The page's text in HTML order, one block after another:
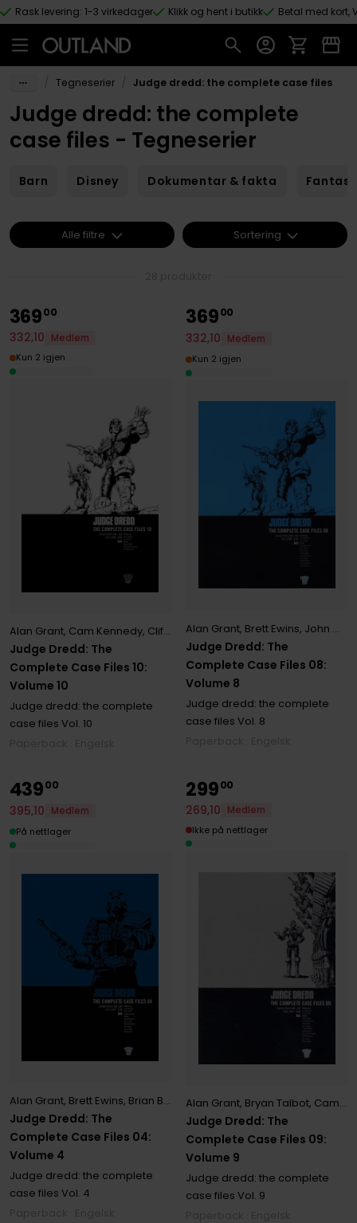
Hopp til hovedinnhold
Rask levering: 1-3 virkedager Klikk og hent i butikk Betal med kort,
Tegneserier Judge dredd: the complete case files
Judge dredd: the complete
case files - Tegneserier
Barn Disney Dokumentar & fakta Fantasy
Judge Dredd: The
Complete Case Files 10:
Volume 10
Alan Grant, Cam Kennedy, Cliff Robinson ,Garry Leach,Ian Gibson
Judge dredd: the complete
case files Vol. 10
36900
332,10
Medlem
Kun 2 igjen
Judge Dredd: The
Complete Case Files 08:
Volume 8
Alan Grant, Brett Ewins, John Wagner
Judge dredd: the complete
case files Vol. 8
36900
332,10
Medlem
Kun 2 igjen
Judge Dredd: The
Complete Case Files 04:
Volume 4
Alan Grant, Brett Ewins, Brian Bolland ,Ian Gibson,John Wagner,
Judge dredd: the complete
case files Vol. 4
43900
395,10
Medlem
På nettlager
Judge Dredd: The
Complete Case Files 09:
Volume 9
Alan Grant, Bryan Talbot, Cam Kennedy
Judge dredd: the complete
case files Vol. 9
29900
269,10
Medlem
Ikke på nettlager
Alle filtre Sortering